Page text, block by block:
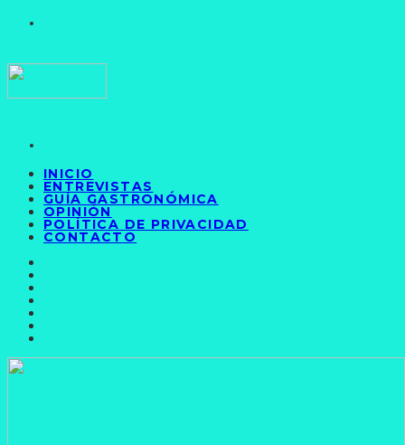
INICIO
ENTREVISTAS
GUÍA GASTRONÓMICA
OPINIÓN
POLÍTICA DE PRIVACIDAD
CONTACTO